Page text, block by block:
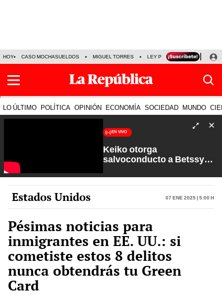
HOY CASO MOCHASUELDOS MIGUEL TORRES LEY PULPÍN PRECIO DEL
LO ÚLTIMO POLÍTICA OPINIÓN ECONOMÍA SOCIEDAD MUNDO
EN VIVO
Keiko otorga
salvoconducto a Betssy
Petroperú | Sin Guion con
Rosa María Palacios
Estados Unidos 07 Ene 2025 | 5:00 h
Pésimas noticias para
inmigrantes en EE. UU.: si
cometiste estos 8 delitos
nunca obtendrás tu Green
Card